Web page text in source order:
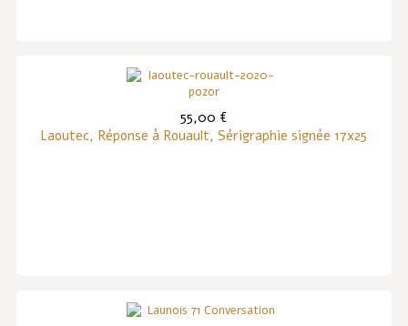
55,00 €
Laoutec, Réponse à Rouault, Sérigraphie signée 17x25